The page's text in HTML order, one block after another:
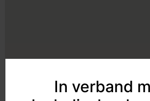
In verband